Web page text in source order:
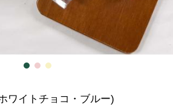
ワイトチョコ・ブルー)